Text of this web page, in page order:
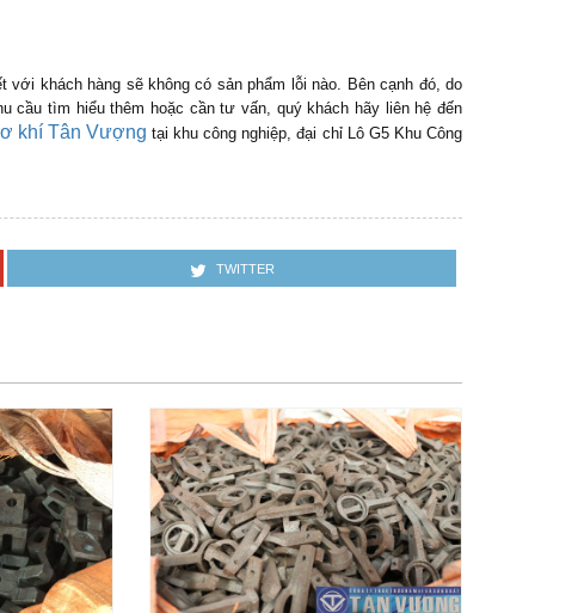
khách hàng sẽ không có sản phẩm lỗi nào. Bên cạnh đó, do
cầu tìm hiểu thêm hoặc cần tư vấn, quý khách hãy liên hệ đến
khí Tân Vượng tại khu công nghiệp, đại chỉ Lô G5 Khu Công
TWITTER